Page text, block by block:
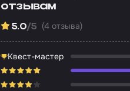
отзывам
5.0/5 (4 отзыва)
Квест-мастер